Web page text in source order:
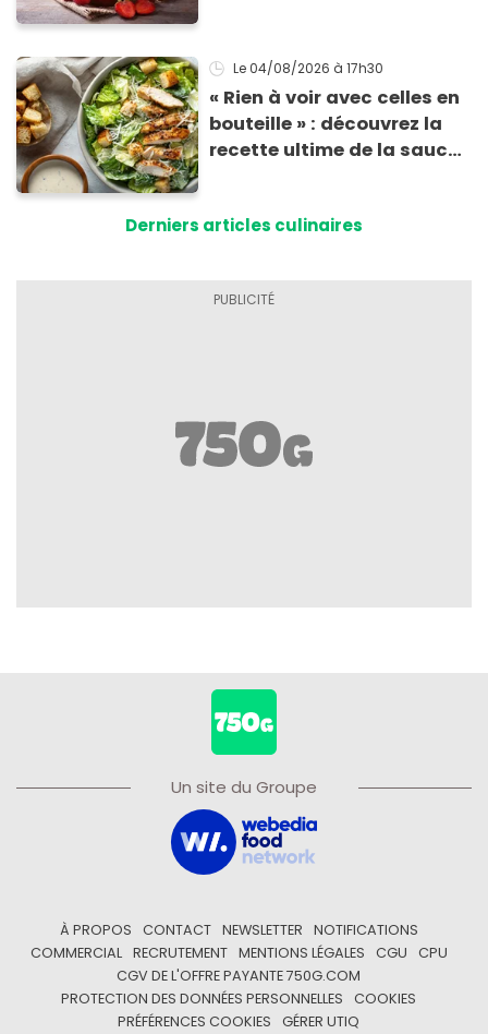
morceaux de verre
Le 04/08/2026 à 17h30
« Rien à voir avec celles en
bouteille » : découvrez la
recette ultime de la sauce
Derniers articles culinaires
Un site du Groupe
À PROPOS CONTACT NEWSLETTER
NOTIFICATIONS
COMMERCIAL
RECRUTEMENT MENTIONS LÉGALES CGU
CPU
CGV DE L'OFFRE PAYANTE 750G.COM
PROTECTION DES DONNÉES PERSONNELLES
COOKIES
PRÉFÉRENCES COOKIES
GÉRER UTIQ